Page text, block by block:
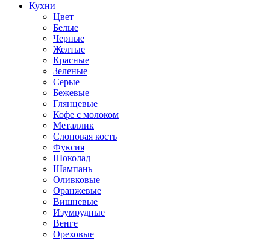
Кухни
Цвет
Белые
Черные
Желтые
Красные
Зеленые
Серые
Бежевые
Глянцевые
Кофе с молоком
Металлик
Слоновая кость
Фуксия
Шоколад
Шампань
Оливковые
Оранжевые
Вишневые
Изумрудные
Венге
Ореховые